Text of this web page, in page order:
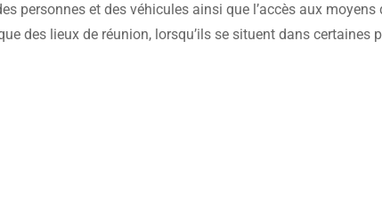
personnes et des véhicules ainsi que l’accès aux
des lieux de réunion, lorsqu’ils se situent dans